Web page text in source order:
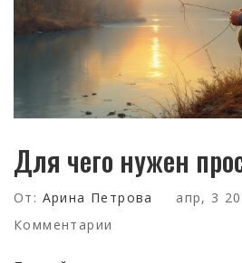
Для чего нужен
От: Арина Петрова апр, 3
Комментарии